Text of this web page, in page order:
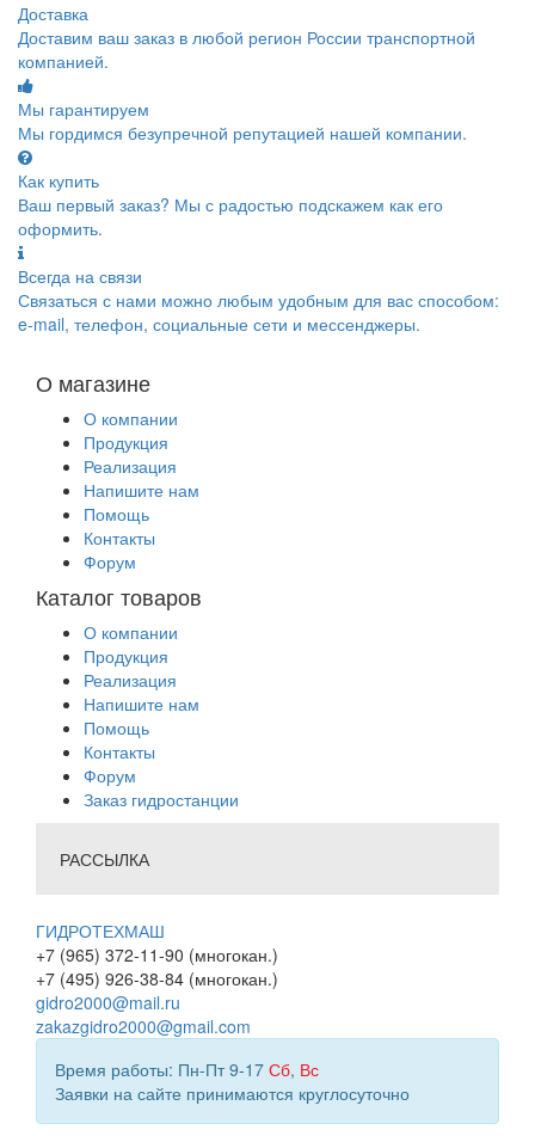
Доставка
Доставим ваш заказ в любой регион России транспортной
компанией.
Мы гарантируем
Мы гордимся безупречной репутацией нашей компании.
Как купить
Ваш первый заказ? Мы с радостью подскажем как его
оформить.
Всегда на связи
Связаться с нами можно любым удобным для вас способом:
e-mail, телефон, социальные сети и мессенджеры.
О магазине
О компании
Продукция
Реализация
Напишите нам
Помощь
Контакты
Форум
Каталог товаров
О компании
Продукция
Реализация
Напишите нам
Помощь
Контакты
Форум
Заказ гидростанции
РАССЫЛКА
ГИДРОТЕХМАШ
+7 (965) 372-11-90 (многокан.)
+7 (495) 926-38-84 (многокан.)
gidro2000@mail.ru
zakazgidro2000@gmail.com
Время работы: Пн-Пт 9-17 Сб, Вс
Заявки на сайте принимаются круглосуточно